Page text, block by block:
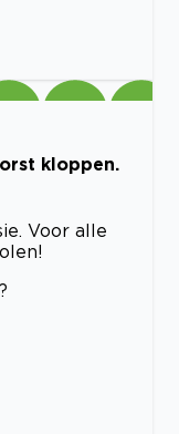
kloppen.
Voor alle